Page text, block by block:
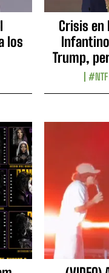
los
Crisis en
Trump,
#NTF